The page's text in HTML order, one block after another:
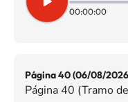
00:00:00
Página 40 (06/08/
Página 40 (Tramo